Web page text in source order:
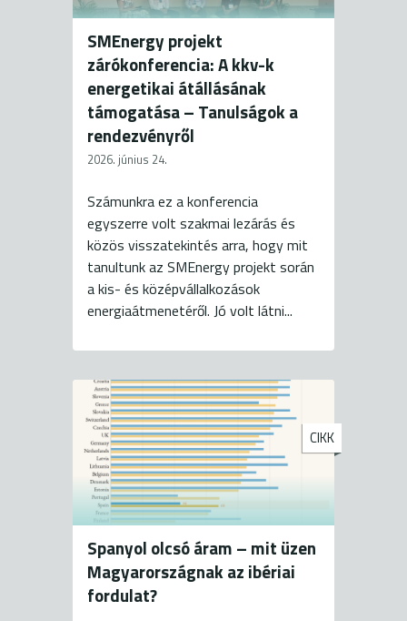
SMEnergy projekt
zárókonferencia: A kkv-k
energetikai átállásának
támogatása – Tanulságok a
rendezvényről
2026. június 24.
Számunkra ez a konferencia
egyszerre volt szakmai lezárás és
közös visszatekintés arra, hogy mit
tanultunk az SMEnergy projekt során
a kis- és középvállalkozások
energiaátmenetéről. Jó volt látni...
CIKK
Spanyol olcsó áram – mit üzen
Magyarországnak az ibériai
fordulat?